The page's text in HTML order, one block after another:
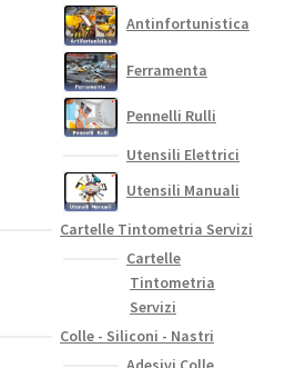
Antinfortunistica
Ferramenta
Pennelli Rulli
Utensili Elettrici
Utensili Manuali
Cartelle Tintometria Servizi
Cartelle
Tintometria
Servizi
Colle - Siliconi - Nastri